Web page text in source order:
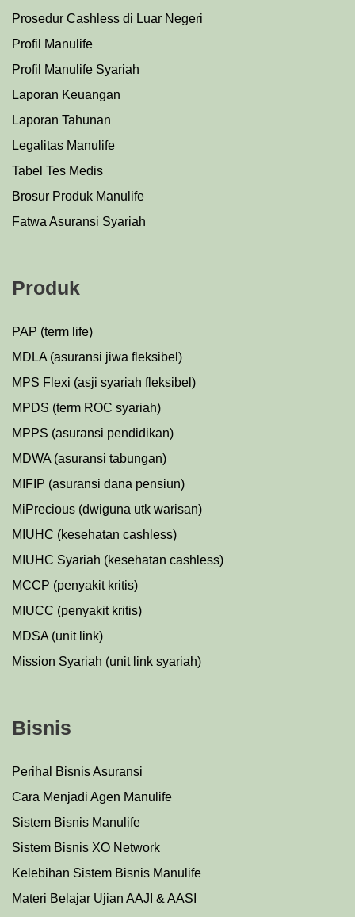
Prosedur Cashless di Luar Negeri
Profil Manulife
Profil Manulife Syariah
Laporan Keuangan
Laporan Tahunan
Legalitas Manulife
Tabel Tes Medis
Brosur Produk Manulife
Fatwa Asuransi Syariah
Produk
PAP (term life)
MDLA (asuransi jiwa fleksibel)
MPS Flexi (asji syariah fleksibel)
MPDS (term ROC syariah)
MPPS (asuransi pendidikan)
MDWA (asuransi tabungan)
MIFIP (asuransi dana pensiun)
MiPrecious (dwiguna utk warisan)
MIUHC (kesehatan cashless)
MIUHC Syariah (kesehatan cashless)
MCCP (penyakit kritis)
MIUCC (penyakit kritis)
MDSA (unit link)
Mission Syariah (unit link syariah)
Bisnis
Perihal Bisnis Asuransi
Cara Menjadi Agen Manulife
Sistem Bisnis Manulife
Sistem Bisnis XO Network
Kelebihan Sistem Bisnis Manulife
Materi Belajar Ujian AAJI & AASI